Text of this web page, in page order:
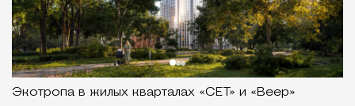
Экотропа в жилых кварталах «СЕТ» и «Веер»